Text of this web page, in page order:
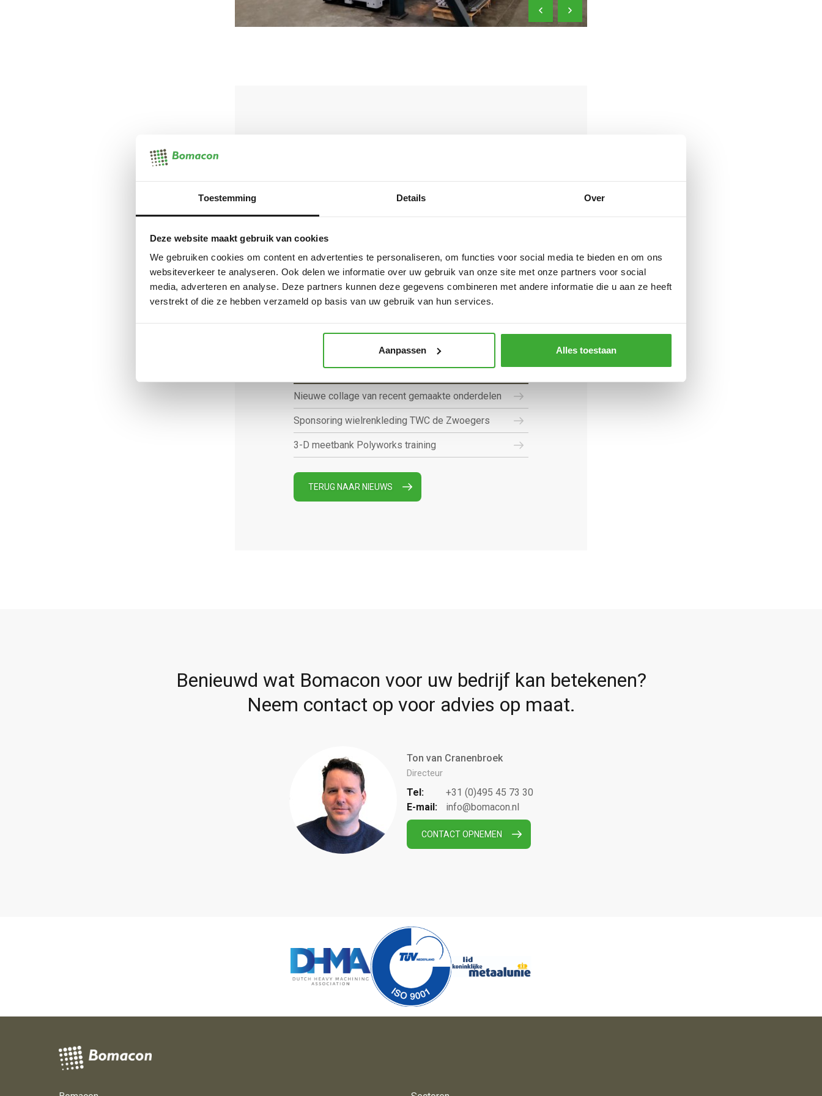
Toestemming Details Over
Deze website maakt gebruik van cookies
We gebruiken cookies om content en advertenties te personaliseren, om functies voor social media te bieden en om ons
websiteverkeer te analyseren. Ook delen we informatie over uw gebruik van onze site met onze partners voor social
media, adverteren en analyse. Deze partners kunnen deze gegevens combineren met andere informatie die u aan ze heeft
verstrekt of die ze hebben verzameld op basis van uw gebruik van hun services.
Aanpassen Alles toestaan
Mooi artikel in MTL Metaal Magazine
Bedrijfsbezoek wethouders aan Bomacon
Duurzaamheidscertificaat Bomacon
Volgende investering in extra machine met groot
bereik
Verbouwing
Nieuwe investering in extra machine met groot
Nieuwe investering machine
Nieuwe collage van recent gemaakte onderdelen
Sponsoring wielrenkleding TWC de Zwoegers
3-D meetbank Polyworks training
TERUG NAAR NIEUWS
Benieuwd wat Bomacon voor uw bedrijf kan betekenen?
Neem contact op voor advies op maat.
Ton van Cranenbroek
Directeur
Tel:
+31 (0)495 45 73 30
E-mail:
info@bomacon.nl
CONTACT OPNEMEN